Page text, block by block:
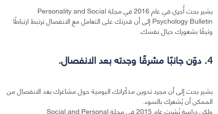
يشير بحث أُجري في عام 2016 في مجلة Personality and Social
Psychology Bulletin إلى أن قدرتك على التعامل مع الانفصال ترتبط ارتباطًا
وثيقًا بشعورك حيال نفسك.
4. دوّن جانبًا مشرقًا وجدته بعد الانفصال.
يشير بحث إلى أن مجرد تدوين مذكّراتك اليومية حول مشاعرك بعد الانفصال من
الممكن أن يُشعرك بالسوء.
ولكن دراسة نُشرت عام 2015 في مجلة Social and Personal